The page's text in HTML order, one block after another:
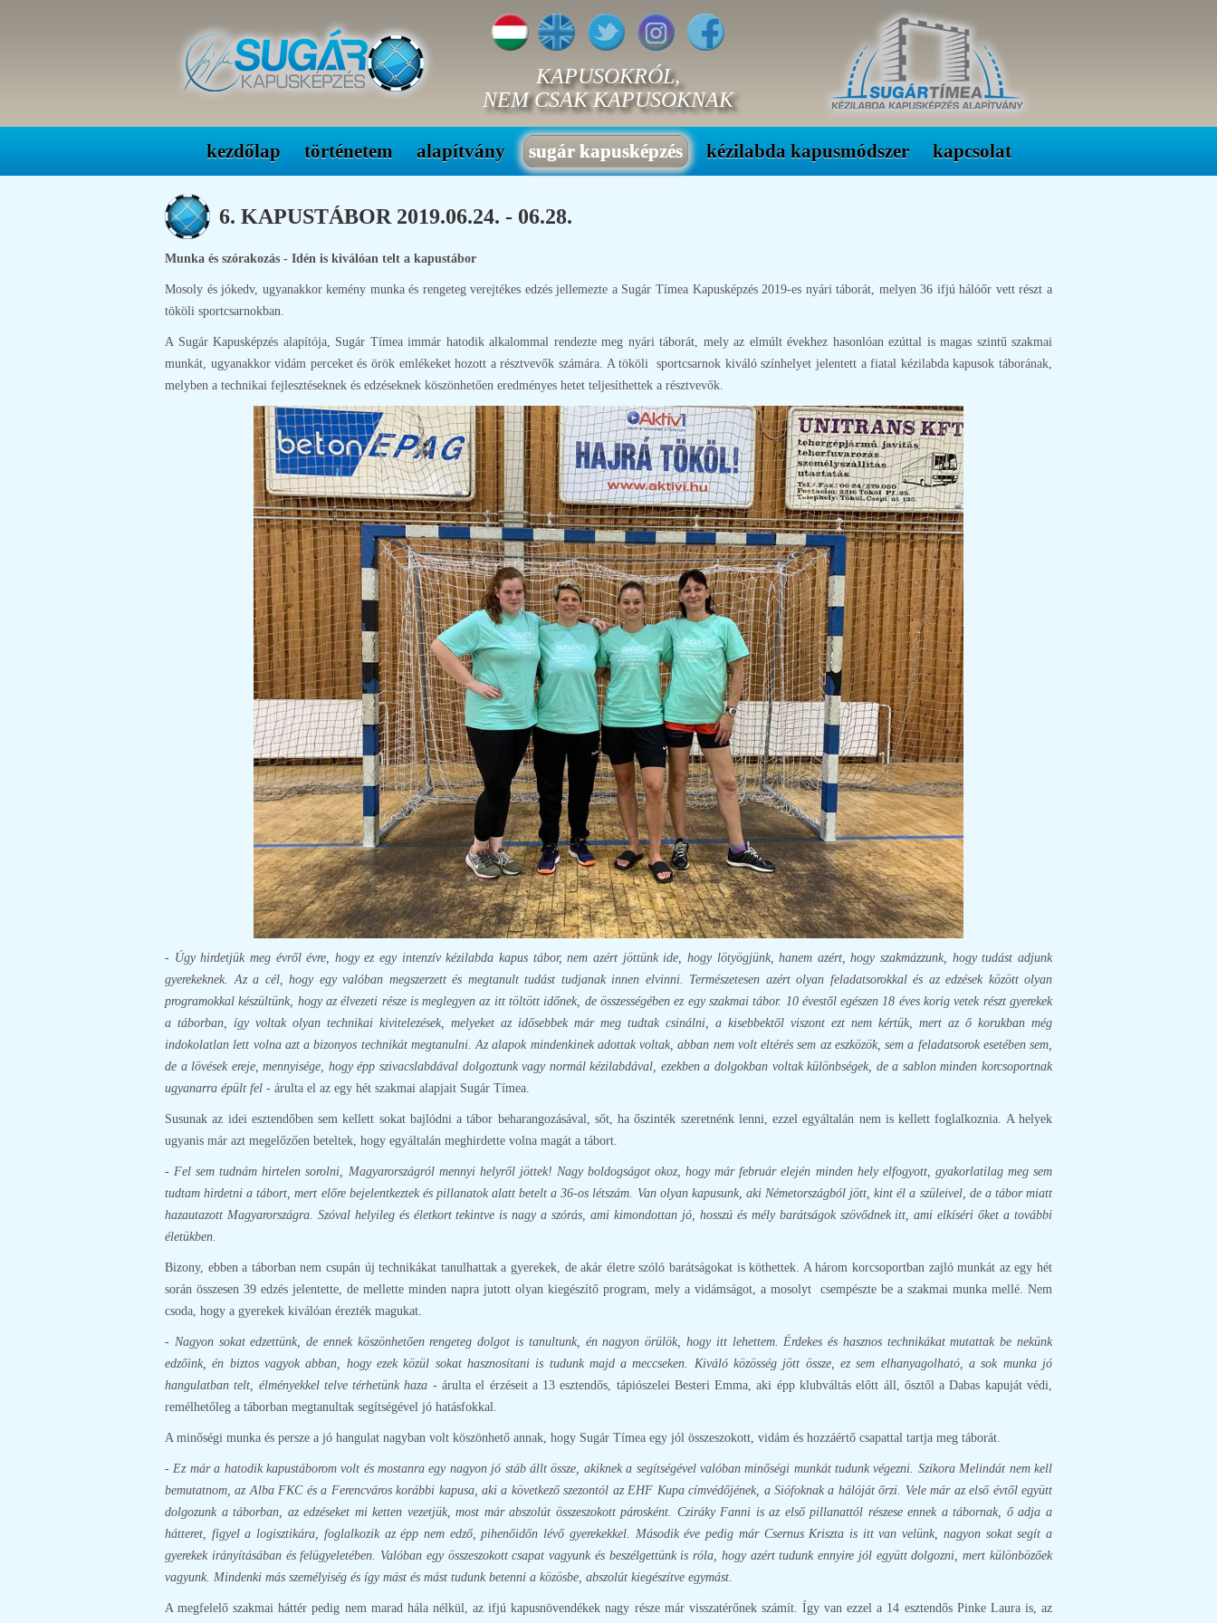
KAPUSOKRÓL,
NEM CSAK KAPUSOKNAK
kezdőlap történetem alapítvány sugár kapusképzés kézilabda kapusmódszer kapcsolat
6. KAPUSTÁBOR 2019.06.24. - 06.28.
Munka és szórakozás - Idén is kiválóan telt a kapustábor
Mosoly és jókedv, ugyanakkor kemény munka és rengeteg verejtékes edzés jellemezte a Sugár Tímea Kapusképzés 2019-es nyári táborát, melyen 36 ifjú hálóőr vett részt a
tököli sportcsarnokban.
A Sugár Kapusképzés alapítója, Sugár Tímea immár hatodik alkalommal rendezte meg nyári táborát, mely az elmúlt évekhez hasonlóan ezúttal is magas szintű szakmai
munkát, ugyanakkor vidám perceket és örök emlékeket hozott a résztvevők számára. A tököli sportcsarnok kiváló színhelyet jelentett a fiatal kézilabda kapusok táborának,
melyben a technikai fejlesztéseknek és edzéseknek köszönhetően eredményes hetet teljesíthettek a résztvevők.
- Úgy hirdetjük meg évről évre, hogy ez egy intenzív kézilabda kapus tábor, nem azért jöttünk ide, hogy lötyögjünk, hanem azért, hogy szakmázzunk, hogy tudást adjunk
gyerekeknek. Az a cél, hogy egy valóban megszerzett és megtanult tudást tudjanak innen elvinni. Természetesen azért olyan feladatsorokkal és az edzések között olyan
programokkal készültünk, hogy az élvezeti része is meglegyen az itt töltött időnek, de összességében ez egy szakmai tábor. 10 évestől egészen 18 éves korig vetek részt gyerekek
a táborban, így voltak olyan technikai kivitelezések, melyeket az idősebbek már meg tudtak csinálni, a kisebbektől viszont ezt nem kértük, mert az ő korukban még
indokolatlan lett volna azt a bizonyos technikát megtanulni. Az alapok mindenkinek adottak voltak, abban nem volt eltérés sem az eszközök, sem a feladatsorok esetében sem,
de a lövések ereje, mennyisége, hogy épp szivacslabdával dolgoztunk vagy normál kézilabdával, ezekben a dolgokban voltak különbségek, de a sablon minden korcsoportnak
ugyanarra épült fel - árulta el az egy hét szakmai alapjait Sugár Tímea.
Susunak az idei esztendőben sem kellett sokat bajlódni a tábor beharangozásával, sőt, ha őszinték szeretnénk lenni, ezzel egyáltalán nem is kellett foglalkoznia. A helyek
ugyanis már azt megelőzően beteltek, hogy egyáltalán meghirdette volna magát a tábort.
- Fel sem tudnám hirtelen sorolni, Magyarországról mennyi helyről jöttek! Nagy boldogságot okoz, hogy már február elején minden hely elfogyott, gyakorlatilag meg sem
tudtam hirdetni a tábort, mert előre bejelentkeztek és pillanatok alatt betelt a 36-os létszám. Van olyan kapusunk, aki Németországból jött, kint él a szüleivel, de a tábor miatt
hazautazott Magyarországra. Szóval helyileg és életkort tekintve is nagy a szórás, ami kimondottan jó, hosszú és mély barátságok szövődnek itt, ami elkíséri őket a további
életükben.
Bizony, ebben a táborban nem csupán új technikákat tanulhattak a gyerekek, de akár életre szóló barátságokat is köthettek. A három korcsoportban zajló munkát az egy hét
során összesen 39 edzés jelentette, de mellette minden napra jutott olyan kiegészítő program, mely a vidámságot, a mosolyt csempészte be a szakmai munka mellé. Nem
csoda, hogy a gyerekek kiválóan érezték magukat.
- Nagyon sokat edzettünk, de ennek köszönhetően rengeteg dolgot is tanultunk, én nagyon örülök, hogy itt lehettem. Érdekes és hasznos technikákat mutattak be nekünk
edzőink, én biztos vagyok abban, hogy ezek közül sokat hasznosítani is tudunk majd a meccseken. Kiváló közösség jött össze, ez sem elhanyagolható, a sok munka jó
hangulatban telt, élményekkel telve térhetünk haza -árulta el érzéseit a 13 esztendős, tápiószelei Besteri Emma, aki épp klubváltás előtt áll, ősztől a Dabas kapuját védi,
remélhetőleg a táborban megtanultak segítségével jó hatásfokkal.
A minőségi munka és persze a jó hangulat nagyban volt köszönhető annak, hogy Sugár Tímea egy jól összeszokott, vidám és hozzáértő csapattal tartja meg táborát.
- Ez már a hatodik kapustáborom volt és mostanra egy nagyon jó stáb állt össze, akiknek a segítségével valóban minőségi munkát tudunk végezni. Szikora Melindát nem kell
bemutatnom, az Alba FKC és a Ferencváros korábbi kapusa, aki a következő szezontól az EHF Kupa címvédőjének, a Siófoknak a hálóját őrzi. Vele már az első évtől együtt
dolgozunk a táborban, az edzéseket mi ketten vezetjük, most már abszolút összeszokott párosként. Cziráky Fanni is az első pillanattól részese ennek a tábornak, ő adja a
hátteret, figyel a logisztikára, foglalkozik az épp nem edző, pihenőidőn lévő gyerekekkel. Második éve pedig már Csernus Kriszta is itt van velünk, nagyon sokat segít a
gyerekek irányításában és felügyeletében. Valóban egy összeszokott csapat vagyunk és beszélgettünk is róla, hogy azért tudunk ennyire jól együtt dolgozni, mert különbözőek
vagyunk. Mindenki más személyiség és így mást és mást tudunk betenni a közösbe, abszolút kiegészítve egymást.
A megfelelő szakmai háttér pedig nem marad hála nélkül, az ifjú kapusnövendékek nagy része már visszatérőnek számít. Így van ezzel a 14 esztendős Pinke Laura is, az